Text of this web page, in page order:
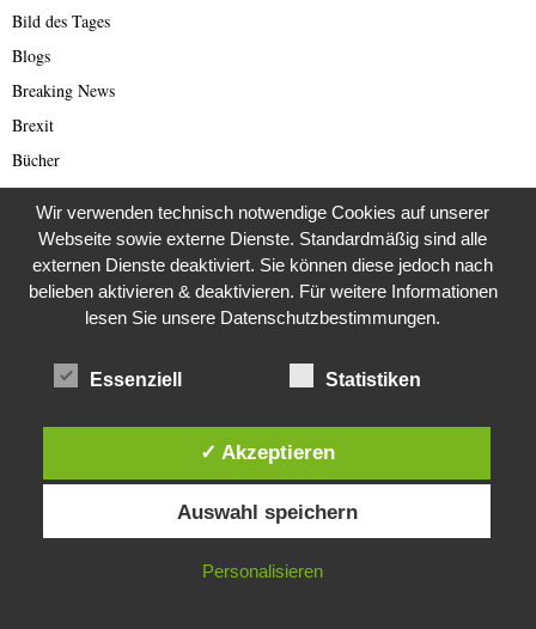
Bild des Tages
Blogs
Breaking News
Brexit
Bücher
Bundestagswahl 2021
Business
Business & Wirtschaft
Catastrophe Scam
China Presse
Damals
Diese Website verwendet Cookies. Durch die weitere Nutzung dieser
Website stimmst du der Verwendung von Cookies zu.
IN ORDNUNG
Wir verwenden technisch notwendige Cookies auf unserer
Webseite sowie externe Dienste. Standardmäßig sind alle
externen Dienste deaktiviert. Sie können diese jedoch nach
belieben aktivieren & deaktivieren. Für weitere Informationen
lesen Sie unsere Datenschutzbestimmungen.
Essenziell Statistiken
✓ Akzeptieren
Auswahl speichern
Personalisieren